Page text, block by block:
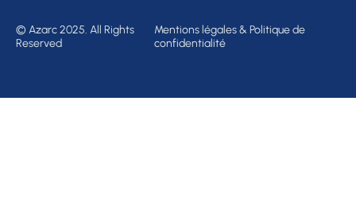
© Azarc 2025. All Rights
Reserved
Mentions légales & Politique de
confidentialité